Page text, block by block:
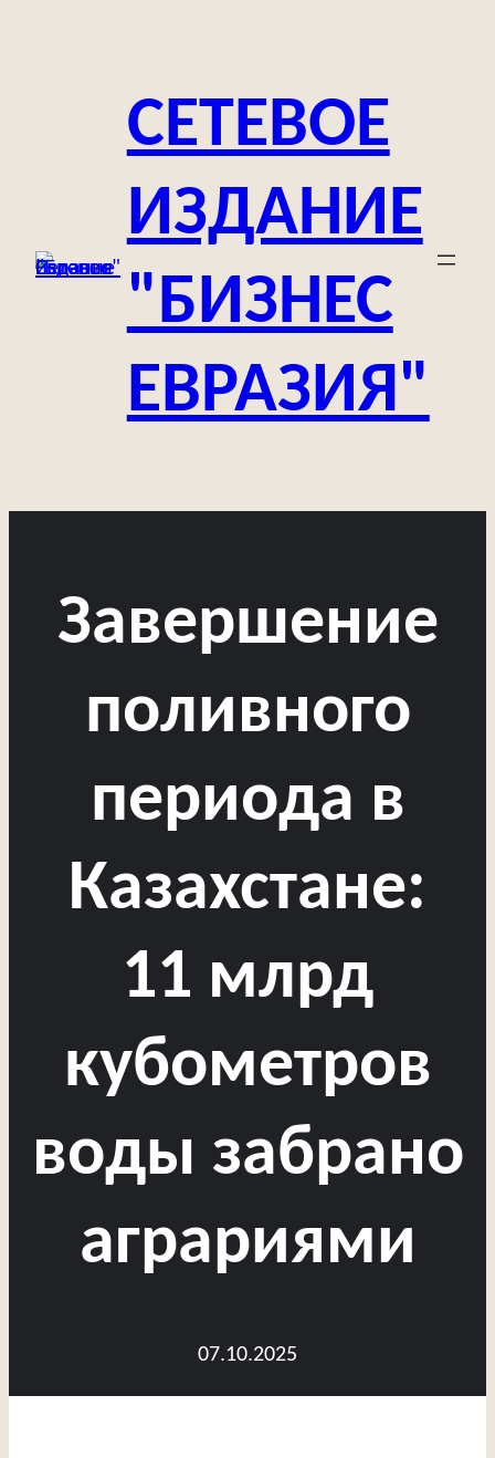
содержимомуСЕТЕВОЕ
ИЗДАНИЕ
"БИЗНЕС
ЕВРАЗИЯ"
Завершение
поливного
периода в
Казахстане:
11 млрд
кубометров
воды забрано
аграриями
07.10.2025